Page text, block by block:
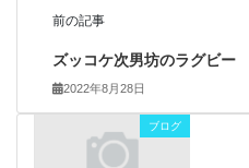
前の記事
ズッコケ次男坊のラグビー
2022年8月28日
ブログ